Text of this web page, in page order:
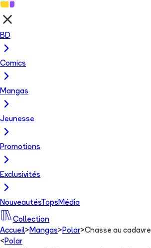
BD
Comics
Mangas
Jeunesse
Promotions
Exclusivités
NouveautésTops Média
Collection
Accueil> Mangas> Polar>Chasse au cadavre
< Polar